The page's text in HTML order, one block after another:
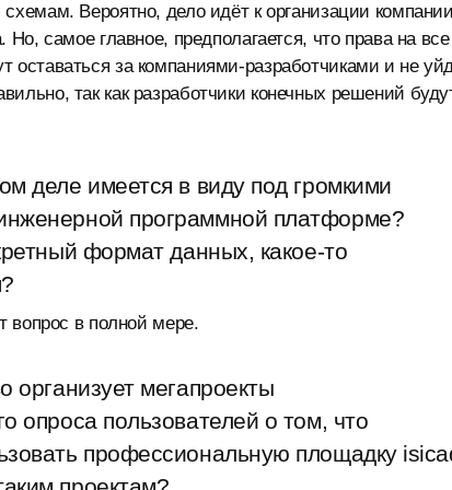
Вероятно, дело идёт к организации
Но, самое главное, предполагается, что права на все
оставаться за компаниями-разработчиками и не
так как разработчики конечных решений
деле имеется в виду под громкими
программной платформе?
формат данных, какое-то
вопрос в полной мере.
организует мегапроекты
опроса пользователей о том, что
профессиональную площадку